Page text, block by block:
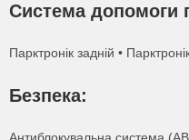
Система допомоги
Парктронік задній •
Безпека: